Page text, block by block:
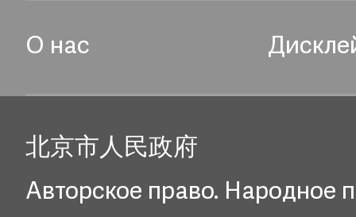
О нас
北京市人民政府
Авторское право. Народное